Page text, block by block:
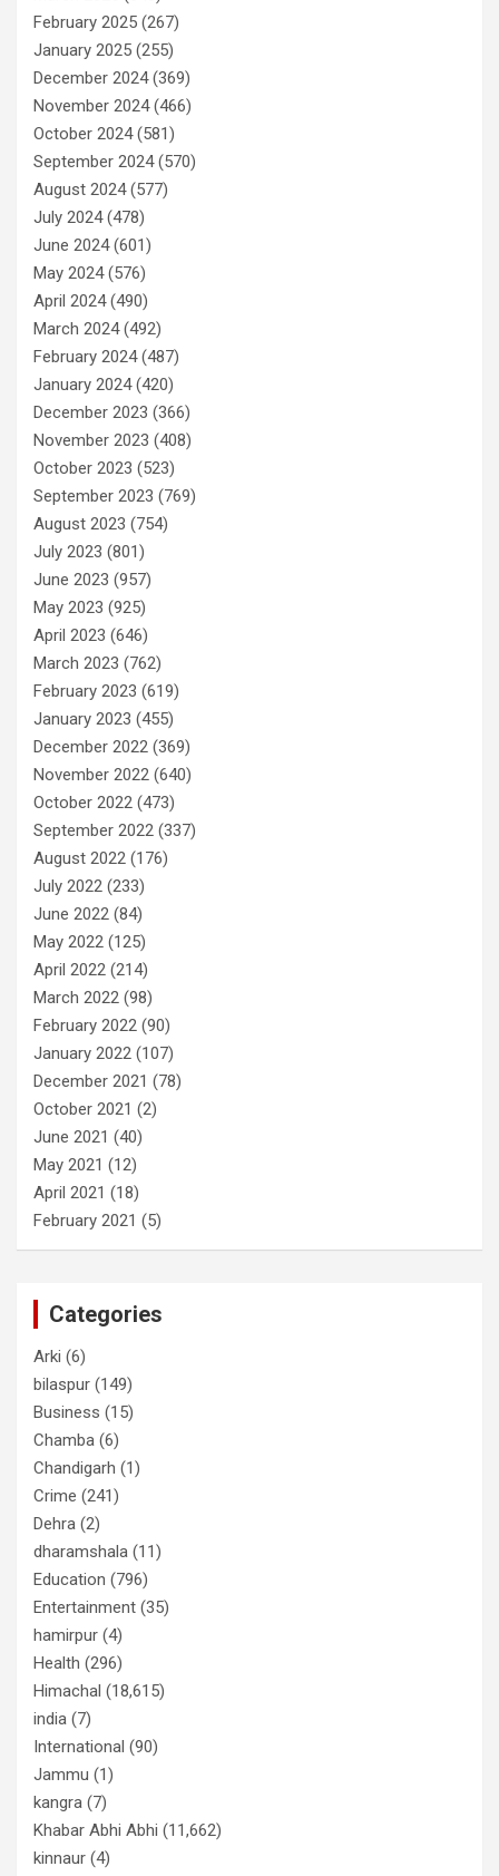
February 2025 (267)
January 2025 (255)
December 2024(369)
November 2024(466)
October 2024(581)
September 2024(570)
August 2024(577)
July 2024(478)
June 2024(601)
May 2024(576)
April 2024(490)
March 2024(492)
February 2024(487)
January 2024(420)
December 2023 (366)
November 2023 (408)
October 2023 (523)
September 2023 (769)
August 2023 (754)
July 2023 (801)
June 2023 (957)
May 2023 (925)
April 2023 (646)
March 2023 (762)
February 2023 (619)
January 2023 (455)
December 2022 (369)
November 2022 (640)
October 2022 (473)
September 2022 (337)
August 2022 (176)
July 2022 (233)
June 2022 (84)
May 2022 (125)
April 2022 (214)
March 2022 (98)
February 2022 (90)
January 2022 (107)
December 2021 (78)
October 2021 (2)
June 2021 (40)
May 2021 (12)
April 2021 (18)
February 2021 (5)
Categories
Arki (6)
bilaspur (149)
Business (15)
Chamba (6)
Chandigarh (1)
Crime (241)
Dehra (2)
dharamshala (11)
Education (796)
Entertainment (35)
hamirpur (4)
Health (296)
Himachal (18,615)
india (7)
International (90)
Jammu (1)
kangra (7)
Khabar Abhi Abhi (11,662)
kinnaur (4)